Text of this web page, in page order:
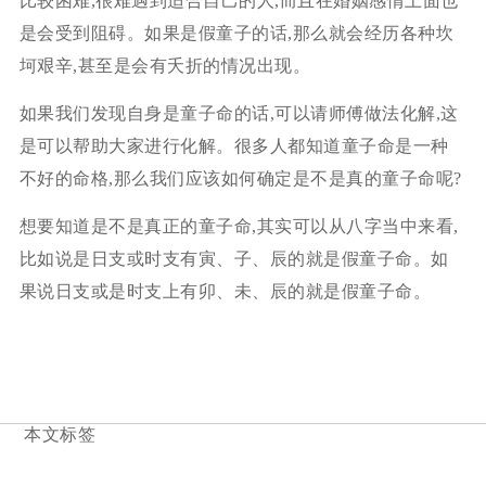
是会受到阻碍。如果是假童子的话,那么就会经历各种坎
坷艰辛,甚至是会有夭折的情况出现。
如果我们发现自身是童子命的话,可以请师傅做法化解,这
是可以帮助大家进行化解。很多人都知道童子命是一种
不好的命格,那么我们应该如何确定是不是真的童子命呢?
想要知道是不是真正的童子命,其实可以从八字当中来看,
比如说是日支或时支有寅、子、辰的就是假童子命。如
果说日支或是时支上有卯、未、辰的就是假童子命。
本文标签